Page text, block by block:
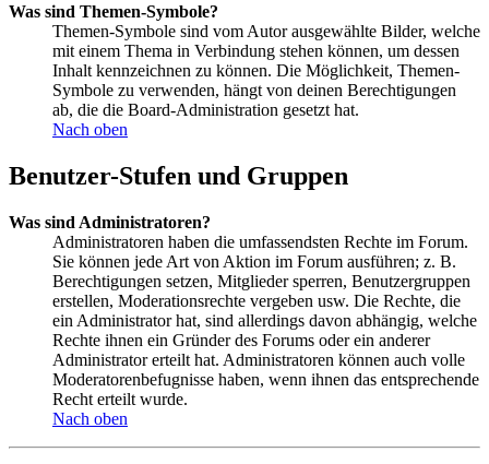
Was sind Themen-Symbole?
Themen-Symbole sind vom Autor ausgewählte Bilder, welche
mit einem Thema in Verbindung stehen können, um dessen
Inhalt kennzeichnen zu können. Die Möglichkeit, Themen-
Symbole zu verwenden, hängt von deinen Berechtigungen
ab, die die Board-Administration gesetzt hat.
Nach oben
Benutzer-Stufen und Gruppen
Was sind Administratoren?
Administratoren haben die umfassendsten Rechte im Forum.
Sie können jede Art von Aktion im Forum ausführen; z. B.
Berechtigungen setzen, Mitglieder sperren, Benutzergruppen
erstellen, Moderationsrechte vergeben usw. Die Rechte, die
ein Administrator hat, sind allerdings davon abhängig, welche
Rechte ihnen ein Gründer des Forums oder ein anderer
Administrator erteilt hat. Administratoren können auch volle
Moderatorenbefugnisse haben, wenn ihnen das entsprechende
Recht erteilt wurde.
Nach oben